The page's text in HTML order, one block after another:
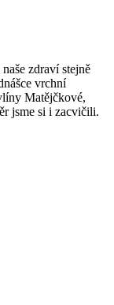
zdraví stejně
vrchní
Matějčkové,
jsme si i zacvičili.